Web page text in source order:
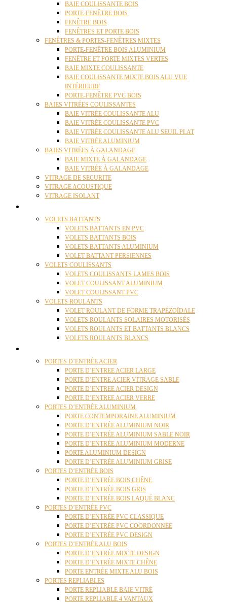
BAIE COULISSANTE BOIS
PORTE-FENÊTRE BOIS
FENÊTRE BOIS
FENÊTRES ET PORTE BOIS
FENÊTRES & PORTES-FENÊTRES MIXTES
PORTE-FENÊTRE BOIS ALUMINIUM
FENÊTRE ET PORTE MIXTES VERTES
BAIE MIXTE COULISSANTE
BAIE COULISSANTE MIXTE BOIS ALU VUE
INTÉRIEURE
PORTE-FENÊTRE PVC BOIS
BAIES VITRÉES COULISSANTES
BAIE VITRÉE COULISSANTE ALU
BAIE VITRÉE COULISSANTE PVC
BAIE VITRÉE COULISSANTE ALU SEUIL PLAT
BAIE VITRÉE ALUMINIUM
BAIES VITRÉES À GALANDAGE
BAIE MIXTE À GALANDAGE
BAIE VITRÉE À GALANDAGE
VITRAGE DE SECURITE
VITRAGE ACOUSTIQUE
VITRAGE ISOLANT
VOLETS BATTANTS
VOLETS BATTANTS EN PVC
VOLETS BATTANTS BOIS
VOLETS BATTANTS ALUMINIUM
VOLET BATTANT PERSIENNES
VOLETS COULISSANTS
VOLETS COULISSANTS LAMES BOIS
VOLET COULISSANT ALUMINIUM
VOLET COULISSANT PVC
VOLETS ROULANTS
VOLET ROULANT DE FORME TRAPÉZOÏDALE
VOLETS ROULANTS SOLAIRES MOTORISÉS
VOLETS ROULANTS ET BATTANTS BLANCS
VOLETS ROULANTS BLANCS
PORTES D’ENTRÉE ACIER
PORTE D’ENTREE ACIER LARGE
PORTE D’ENTRE ACIER VITRAGE SABLE
PORTE D’ENTREE ACIER DESIGN
PORTE D’ENTREE ACIER VERRE
PORTES D’ENTRÉE ALUMINIUM
PORTE CONTEMPORAINE ALUMINIUM
PORTE D’ENTRÉE ALUMINIUM NOIR
PORTE D’ENTRÉE ALUMINIUM SABLE NOIR
PORTE D’ENTRÉE ALUMINIUM MODERNE
PORTE ALUMINIUM DESIGN
PORTE D’ENTRÉE ALUMINIUM GRISE
PORTES D’ENTRÉE BOIS
PORTE D’ENTRÉE BOIS CHÊNE
PORTE D’ENTRÉE BOIS GRIS
PORTE D’ENTRÉE BOIS LAQUÉ BLANC
PORTES D’ENTRÉE PVC
PORTE D’ENTRÉE PVC CLASSIQUE
PORTE D’ENTRÉE PVC COORDONNÉE
PORTE D’ENTRÉE PVC DESIGN
PORTES D’ENTRÉE ALU BOIS
PORTE D’ENTRÉE MIXTE DESIGN
PORTE D’ENTRÉE MIXTE CHÊNE
PORTE ENTRÉE MIXTE ALU BOIS
PORTES REPLIABLES
PORTE REPLIABLE BAIE VITRÉ
PORTE REPLIABLE 4 VANTAUX